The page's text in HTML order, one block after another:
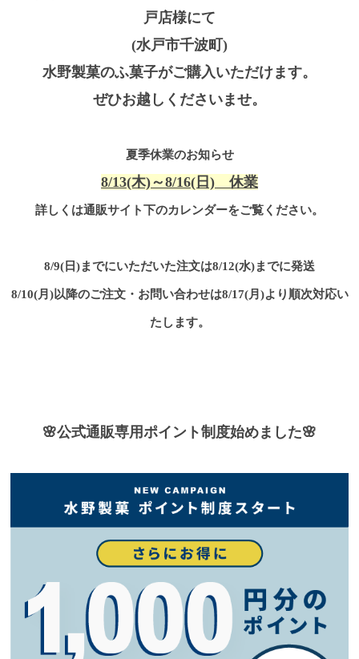
戸店様にて
(水戸市千波町)
水野製菓のふ菓子がご購入いただけます。
ぜひお越しくださいませ。
夏季休業のお知らせ
8/13(木)～8/16(日) 休業
詳しくは通販サイト下のカレンダーをご覧ください。
8/9(日)までにいただいた注文は8/12(水)までに発送
8/10(月)以降のご注文・お問い合わせは8/17(月)より順次対応い
たします。
🌸公式通販専用ポイント制度始めました🌸